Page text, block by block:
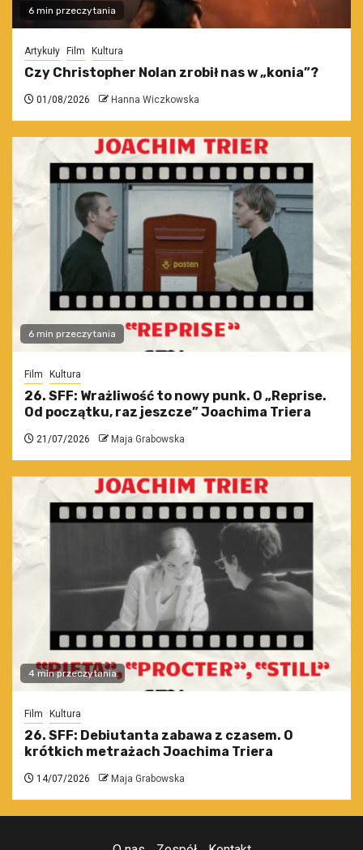
6 min przeczytania
Artykuły Film Kultura
Czy Christopher Nolan zrobił nas w „konia”?
01/08/2026 Hanna Wiczkowska
6 min przeczytania
Film Kultura
26. SFF: Wrażliwość to nowy punk. O „Reprise.
Od początku, raz jeszcze” Joachima Triera
21/07/2026 Maja Grabowska
4 min przeczytania
Film Kultura
26. SFF: Debiutanta zabawa z czasem. O
krótkich metrażach Joachima Triera
14/07/2026 Maja Grabowska